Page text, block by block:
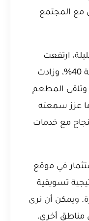
مع المجتمع
ارتفعت
الحجوزات عبر الإنترنت بنسبة 40%، وزادت
بنسبة 60%، وتلقى المطعم
عزز سمعته
مع خدمات
في موقع
تسويقية
ويمكن أن نرى
أخرى،